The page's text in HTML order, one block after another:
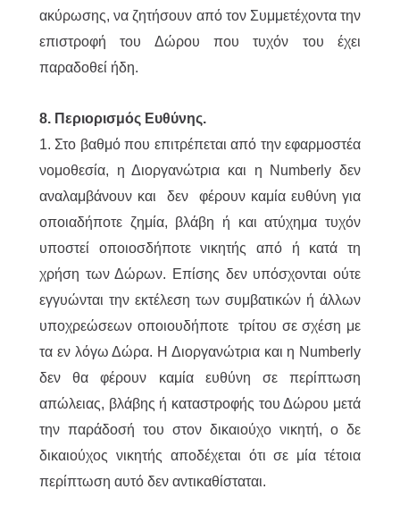
ακύρωσης, να ζητήσουν από τον Συμμετέχοντα την
επιστροφή του Δώρου που τυχόν του έχει
παραδοθεί ήδη.
8. Περιορισμός Ευθύνης.
1. Στο βαθμό που επιτρέπεται από την εφαρμοστέα
νομοθεσία, η Διοργανώτρια και η Numberly δεν
αναλαμβάνουν και δεν φέρουν καμία ευθύνη για
οποιαδήποτε ζημία, βλάβη ή και ατύχημα τυχόν
υποστεί οποιοσδήποτε νικητής από ή κατά τη
χρήση των Δώρων. Επίσης δεν υπόσχονται ούτε
εγγυώνται την εκτέλεση των συμβατικών ή άλλων
υποχρεώσεων οποιουδήποτε τρίτου σε σχέση με
τα εν λόγω Δώρα. Η Διοργανώτρια και η Numberly
δεν θα φέρουν καμία ευθύνη σε περίπτωση
απώλειας, βλάβης ή καταστροφής του Δώρου μετά
την παράδοσή του στον δικαιούχο νικητή, ο δε
δικαιούχος νικητής αποδέχεται ότι σε μία τέτοια
περίπτωση αυτό δεν αντικαθίσταται.